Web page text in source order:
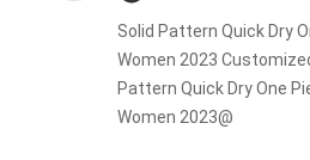
Solid Pattern Quick Dry
Women 2023
Pattern Quick Dry One
Women 2023@